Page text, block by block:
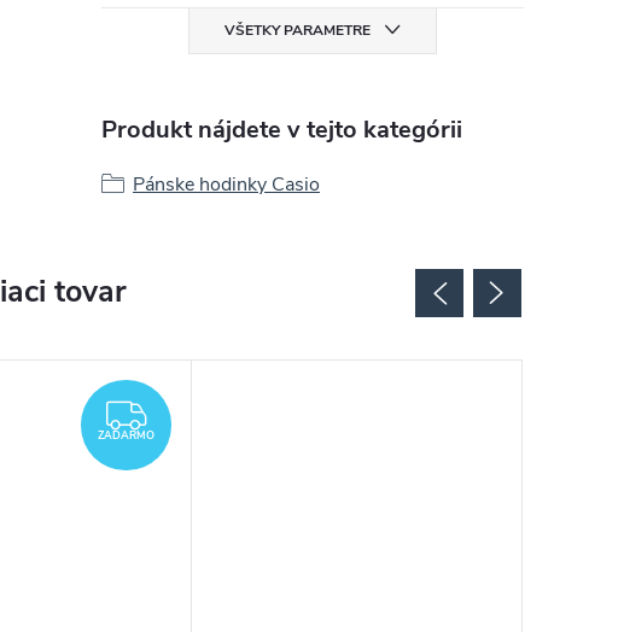
VŠETKY PARAMETRE
Produkt nájdete v tejto kategórii
Pánske hodinky Casio
tovar
ZADARMO
ZADARMO